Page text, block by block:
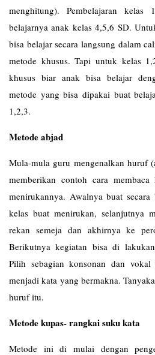
menghitung). Pembelajaran
belajarnya anak kelas 4,5,6 SD.
bisa belajar secara langsung dalam
metode khusus. Tapi untuk kelas
khusus biar anak bisa belajar
metode yang bisa dipakai buat
1,2,3.
Metode abjad
Mula-mula guru mengenalkan huruf
memberikan contoh cara
menirukannya. Awalnya buat
kelas buat menirukan, selanjutnya
rekan semeja dan akhirnya ke
Berikutnya kegiatan bisa di
Pilih sebagian konsonan dan
menjadi kata yang bermakna.
huruf itu.
Metode kupas- rangkai suku kata
Metode ini di mulai dengan